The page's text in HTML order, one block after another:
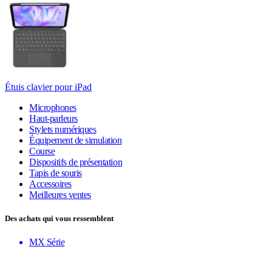
Étuis clavier pour iPad
Microphones
Haut-parleurs
Stylets numériques
Équipement de simulation
Course
Dispositifs de présentation
Tapis de souris
Accessoires
Meilleures ventes
Des achats qui vous ressemblent
MX Série